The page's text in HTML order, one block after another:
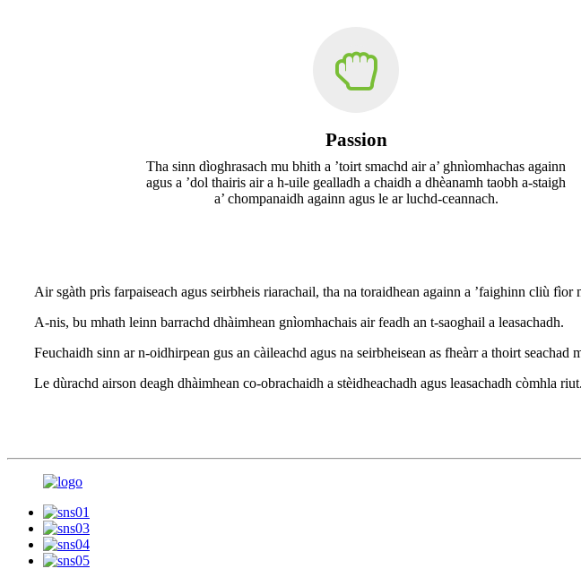
Passion
Tha sinn dìoghrasach mu bhith a ’toirt smachd air a’ ghnìomhachas againn
agus a ’dol thairis air a h-uile gealladh a chaidh a dhèanamh taobh a-staigh
a’ chompanaidh againn agus le ar luchd-ceannach.
Air sgàth prìs farpaiseach agus seirbheis riarachail, tha na toraidhean againn a ’faighinn cliù
A-nis, bu mhath leinn barrachd dhàimhean gnìomhachais air feadh an t-saoghail a leasachadh.
Feuchaidh sinn ar n-oidhirpean gus an càileachd agus na seirbheisean as fheàrr a thoirt seachad
Le dùrachd airson deagh dhàimhean co-obrachaidh a stèidheachadh agus leasachadh còmhla riut.